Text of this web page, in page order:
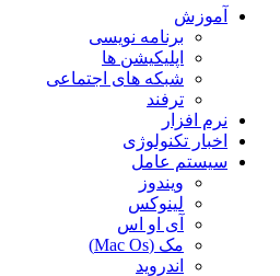
آموزش
برنامه نویسی
اپلیکیشن ها
شبکه های اجتماعی
ترفند
نرم افزار
اخبار تکنولوژی
سیستم عامل
ویندوز
لینوکس
آی او اس
مک (Mac Os)
اندروید